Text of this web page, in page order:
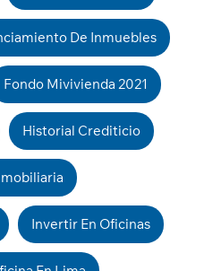
De Inmuebles
Fondo Mivivienda 2021
Historial Crediticio
Invertir En Oficinas